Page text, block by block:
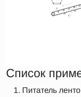
Список
Питатель